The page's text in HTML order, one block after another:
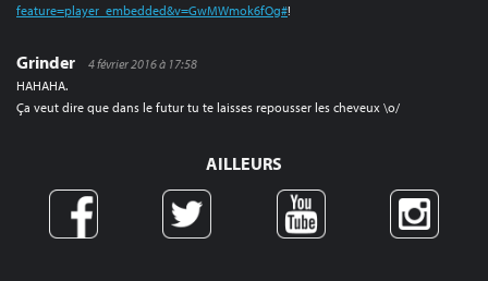
feature=player_embedded&v=GwMWmok6fOg#!
Grinder
4 février 2016 à 17:58
HAHAHA.
Ça veut dire que dans le futur tu te laisses repousser les cheveux \o/
AILLEURS